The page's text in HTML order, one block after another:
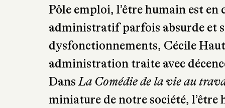
infernale qu’est Pôle emploi.
différents acteurs du système
expériences personnelles
Pôle emploi, l’être humain est
administratif parfois absurde et
dysfonctionnements, Cécile